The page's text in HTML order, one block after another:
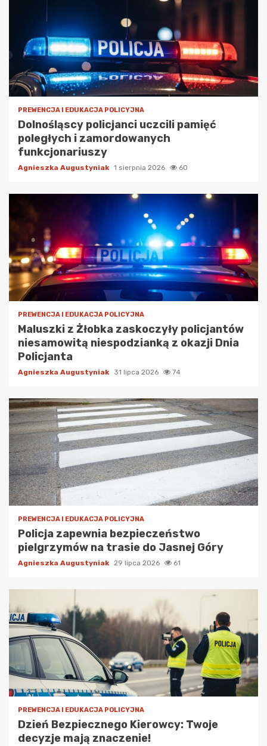
PREWENCJA I EDUKACJA POLICYJNA
Dolnośląscy policjanci uczcili pamięć
poległych i zamordowanych
funkcjonariuszy
Agnieszka Augustyniak 1 sierpnia 2026 60
PREWENCJA I EDUKACJA POLICYJNA
Maluszki z Żłobka zaskoczyły policjantów
niesamowitą niespodzianką z okazji Dnia
Policjanta
Agnieszka Augustyniak 31 lipca 2026 74
PREWENCJA I EDUKACJA POLICYJNA
Policja zapewnia bezpieczeństwo
pielgrzymów na trasie do Jasnej Góry
Agnieszka Augustyniak 29 lipca 2026 61
PREWENCJA I EDUKACJA POLICYJNA
Dzień Bezpiecznego Kierowcy: Twoje
decyzje mają znaczenie!